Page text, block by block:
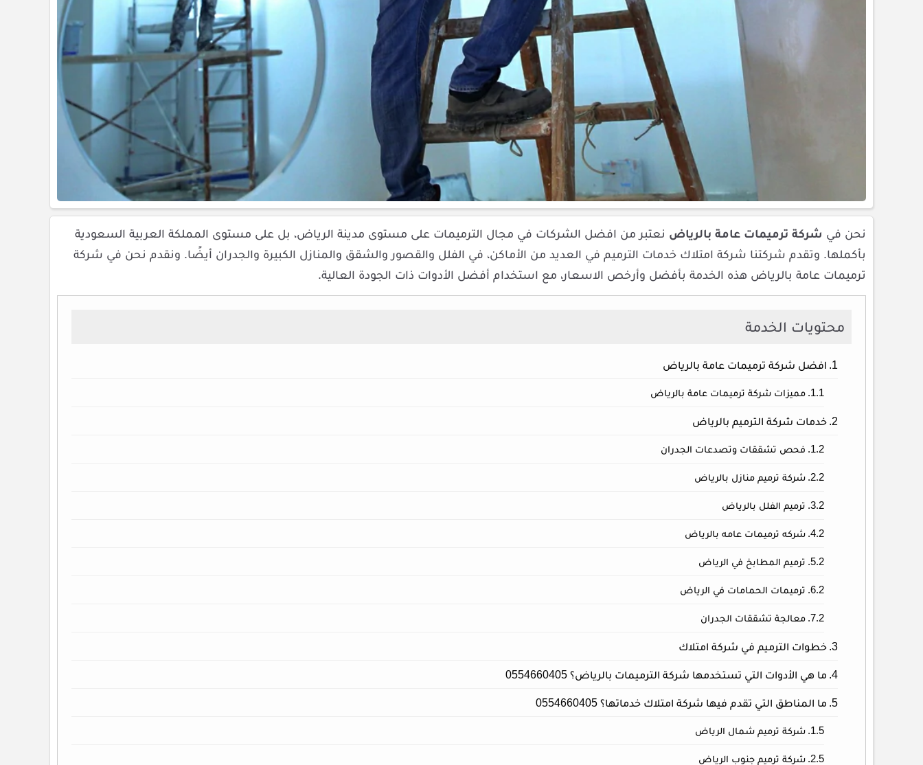
نحن في شركة ترميمات عامة بالرياض نعتبر من افضل الشركات في مجال الترميمات على مستوى مدينة الرياض، بل على مستوى المملكة العربية السعودية
بأكملها. وتقدم شركتنا شركة امتلاك خدمات الترميم في العديد من الأماكن، في الفلل والقصور والشقق والمنازل الكبيرة والجدران أيضًا. ونقدم نحن في شركة
ترميمات عامة بالرياض هذه الخدمة بأفضل وأرخص الاسعار، مع استخدام أفضل الأدوات ذات الجودة العالية.
محتويات الخدمة
افضل شركة ترميمات عامة بالرياض
مميزات شركة ترميمات عامة بالرياض
خدمات شركة الترميم بالرياض
فحص تشققات وتصدعات الجدران
شركة ترميم منازل بالرياض
ترميم الفلل بالرياض
شركه ترميمات عامه بالرياض
ترميم المطابخ في الرياض
ترميمات الحمامات في الرياض
معالجة تشققات الجدران
خطوات الترميم في شركة امتلاك
ما هي الأدوات التي تستخدمها شركة الترميمات بالرياض؟ 0554660405
ما المناطق التي تقدم فيها شركة امتلاك خدماتها؟ 0554660405
شركة ترميم شمال الرياض
شركة ترميم جنوب الرياض